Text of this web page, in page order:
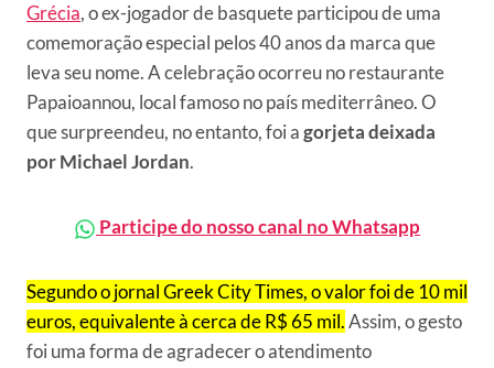
Grécia, o ex-jogador de basquete participou de uma
comemoração especial pelos 40 anos da marca que
leva seu nome. A celebração ocorreu no restaurante
Papaioannou, local famoso no país mediterrâneo. O
que surpreendeu, no entanto, foi agorjeta deixada
por Michael Jordan.
Participe do nosso canal no Whatsapp
Segundo o jornal Greek City Times, o valor foi de 10 mil
euros, equivalente à cerca de R$ 65 mil.Assim, o gesto
foi uma forma de agradecer o atendimento